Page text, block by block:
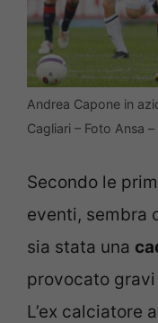
Andrea Capone in
Cagliari – Foto Ansa
Secondo le
eventi, sembra
sia stata una
provocato
L’ex calciatore